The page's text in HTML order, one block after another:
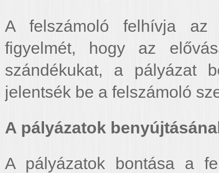
A felszámoló felhívja az
figyelmét, hogy az
szándékukat, a pályázat
jelentsék be a felszámoló
A pályázatok
A pályázatok bontása a